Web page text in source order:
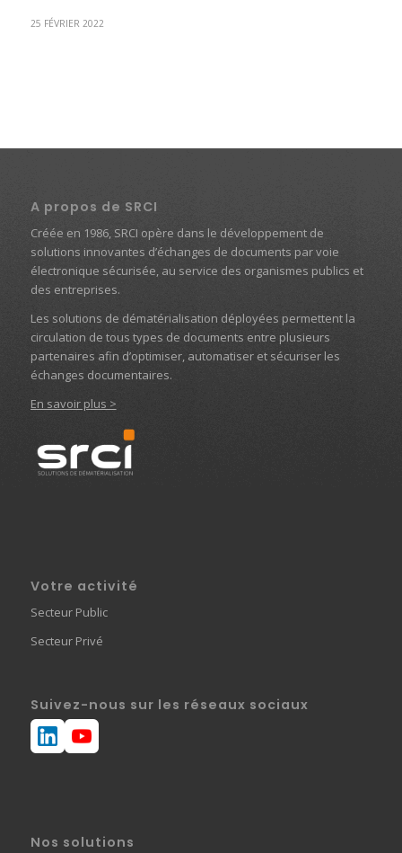
25 FÉVRIER 2022
A propos de SRCI
Créée en 1986, SRCI opère dans le développement de
solutions innovantes d’échanges de documents par voie
électronique sécurisée, au service des organismes publics et
des entreprises.
Les solutions de dématérialisation déployées permettent la
circulation de tous types de documents entre plusieurs
partenaires afin d’optimiser, automatiser et sécuriser les
échanges documentaires.
En savoir plus >
Votre activité
Secteur Public
Secteur Privé
Suivez-nous sur les réseaux sociaux
Nos solutions